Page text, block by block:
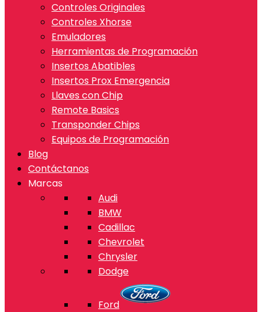
Controles Originales
Controles Xhorse
Emuladores
Herramientas de Programación
Insertos Abatibles
Insertos Prox Emergencia
Llaves con Chip
Remote Basics
Transponder Chips
Equipos de Programación
Blog
Contáctanos
Marcas
Audi
BMW
Cadillac
Chevrolet
Chrysler
Dodge
Ford